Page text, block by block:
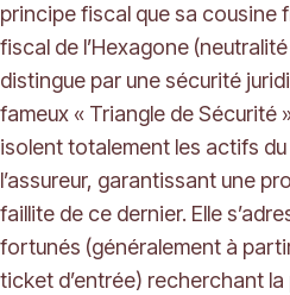
principe fiscal que sa cousine
fiscal de l’Hexagone
distingue par une sécurité
fameux « Triangle de Sécurité
isolent totalement les actifs
l’assureur, garantissant une
faillite de ce dernier. Elle
fortunés (généralement à
ticket d’entrée) recherchant